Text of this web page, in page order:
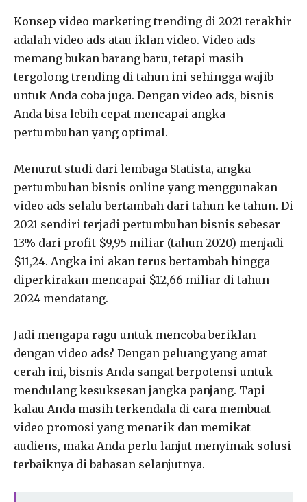
Konsep video marketing trending di 2021 terakhir
adalah video ads atau iklan video. Video ads
memang bukan barang baru, tetapi masih
tergolong trending di tahun ini sehingga wajib
untuk Anda coba juga. Dengan video ads, bisnis
Anda bisa lebih cepat mencapai angka
pertumbuhan yang optimal.
Menurut studi dari lembaga Statista, angka
pertumbuhan bisnis online yang menggunakan
video ads selalu bertambah dari tahun ke tahun. Di
2021 sendiri terjadi pertumbuhan bisnis sebesar
13% dari profit $9,95 miliar (tahun 2020) menjadi
$11,24. Angka ini akan terus bertambah hingga
diperkirakan mencapai $12,66 miliar di tahun
2024 mendatang.
Jadi mengapa ragu untuk mencoba beriklan
dengan video ads? Dengan peluang yang amat
cerah ini, bisnis Anda sangat berpotensi untuk
mendulang kesuksesan jangka panjang. Tapi
kalau Anda masih terkendala di cara membuat
video promosi yang menarik dan memikat
audiens, maka Anda perlu lanjut menyimak solusi
terbaiknya di bahasan selanjutnya.